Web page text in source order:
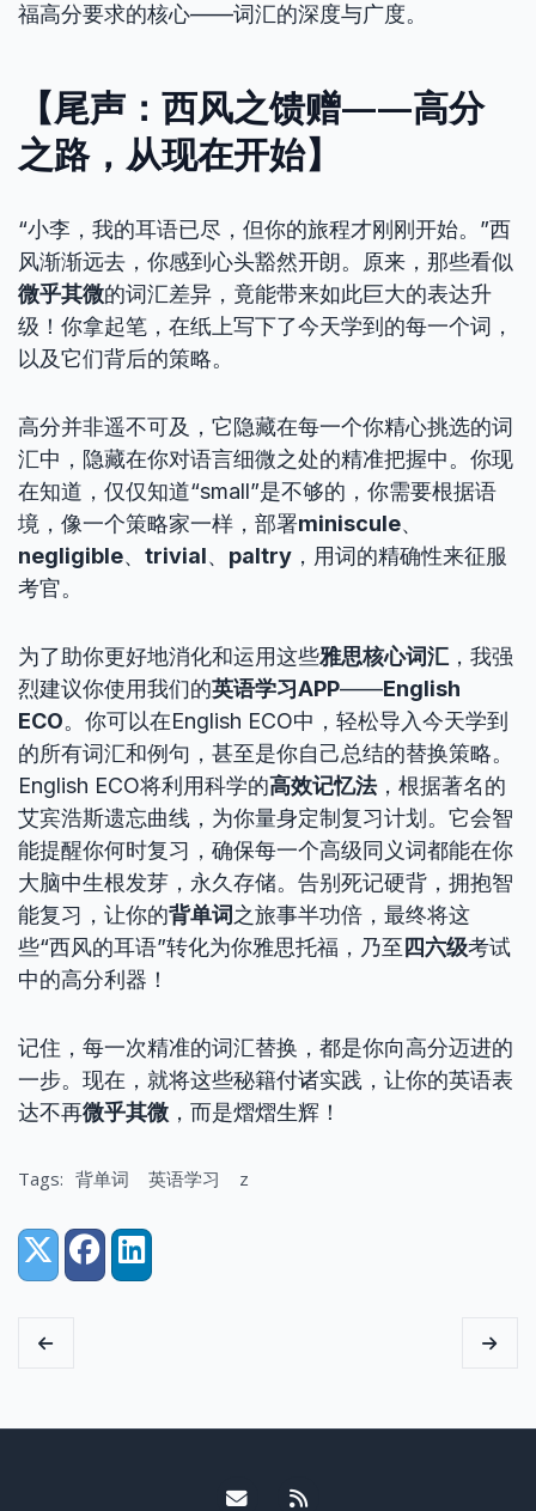
福高分要求的核心——词汇的深度与广度。
【尾声：西风之馈赠——高分
之路，从现在开始】
“小李，我的耳语已尽，但你的旅程才刚刚开始。”西
风渐渐远去，你感到心头豁然开朗。原来，那些看似
微乎其微的词汇差异，竟能带来如此巨大的表达升
级！你拿起笔，在纸上写下了今天学到的每一个词，
以及它们背后的策略。
高分并非遥不可及，它隐藏在每一个你精心挑选的词
汇中，隐藏在你对语言细微之处的精准把握中。你现
在知道，仅仅知道“small”是不够的，你需要根据语
境，像一个策略家一样，部署miniscule、
negligible、 trivial、 paltry ，用词的精确性来征服
考官。
为了助你更好地消化和运用这些雅思核心词汇 ，我强
烈建议你使用我们的英语学习APP——English
ECO。你可以在English ECO中，轻松导入今天学到
的所有词汇和例句，甚至是你自己总结的替换策略。
English ECO将利用科学的高效记忆法，根据著名的
艾宾浩斯遗忘曲线，为你量身定制复习计划。它会智
能提醒你何时复习，确保每一个高级同义词都能在你
大脑中生根发芽，永久存储。告别死记硬背，拥抱智
能复习，让你的背单词 之旅事半功倍，最终将这
些“西风的耳语”转化为你雅思托福，乃至 四六级考试
中的高分利器！
记住，每一次精准的词汇替换，都是你向高分迈进的
一步。现在，就将这些秘籍付诸实践，让你的英语表
达不再微乎其微 ，而是熠熠生辉！
Tags: 背单词 英语学习 z
Share:
X (Twitter)
FacebookLinkedIn
Email me